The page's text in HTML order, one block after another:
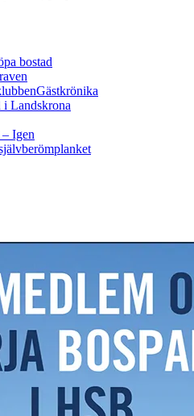
bostad
Gästkrönika
Landskrona
Igen
planket